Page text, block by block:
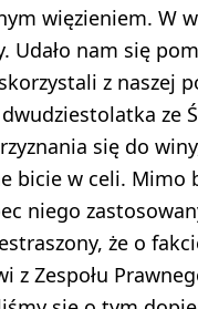
więzieniem. W
Udało nam się
z naszej
ze
się do
bicie w celi. Mimo
niego
że o
z Zespołu